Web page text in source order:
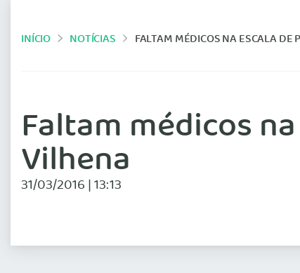
INÍCIO NOTÍCIAS FALTAM MÉDICOS NA ESCALA
Faltam médicos
Vilhena
31/03/2016 | 13:13